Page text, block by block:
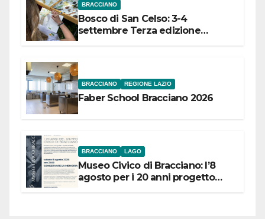
BRACCIANO
Bosco di San Celso: 3-4
settembre Terza edizione
BRACCIANO REGIONE LAZIO
Faber School Bracciano 2026
BRACCIANO LAGO
Museo Civico di Bracciano: l’8
agosto per i 20 anni progetto